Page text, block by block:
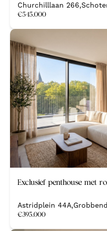
Churchilllaan 266,
€545.000
Nieuwbouw
Exclusief penthouse met
Astridplein 44A,
€395.000